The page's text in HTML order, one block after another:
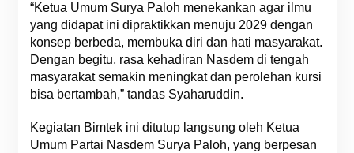
“Ketua Umum Surya Paloh menekankan agar ilmu
yang didapat ini dipraktikkan menuju 2029 dengan
konsep berbeda, membuka diri dan hati masyarakat.
Dengan begitu, rasa kehadiran Nasdem di tengah
masyarakat semakin meningkat dan perolehan kursi
bisa bertambah,” tandas Syaharuddin.
Kegiatan Bimtek ini ditutup langsung oleh Ketua
Umum Partai Nasdem Surya Paloh, yang berpesan